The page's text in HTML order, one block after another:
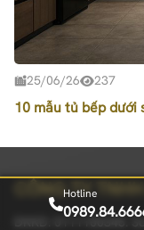
25/06/26 237
10 mẫu tủ bếp dưới
CÔNG TY
ĐKKD: 0111100345.
Hotline